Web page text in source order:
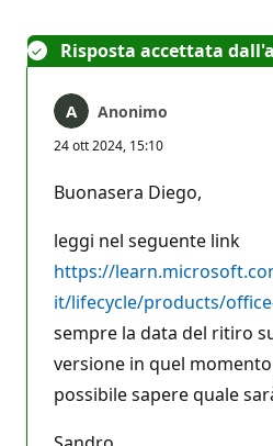
Risposta accettata
Anonimo
24 ott 2024, 15:10
Buonasera Diego,
leggi nel seguente link
https://
it/lifecycle/products/
sempre la data del ritiro
versione in quel
possibile sapere quale